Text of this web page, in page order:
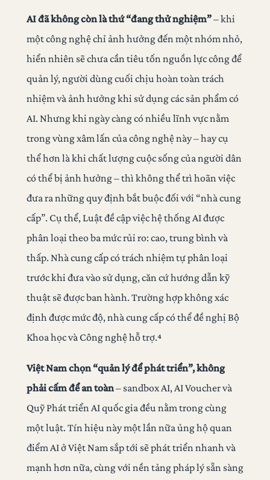
AI đã không còn là thứ “đang thử nghiệm”– khi
một công nghệ chỉ ảnh hưởng đến một nhóm nhỏ,
hiển nhiên sẽ chưa cần tiêu tốn nguồn lực công để
quản lý, người dùng cuối chịu hoàn toàn trách
nhiệm và ảnh hưởng khi sử dụng các sản phẩm có
AI. Nhưng khi ngày càng có nhiều lĩnh vực nằm
trong vùng xâm lấn của công nghệ này – hay cụ
thể hơn là khi chất lượng cuộc sống của người dân
có thể bị ảnh hưởng – thì không thể trì hoãn việc
đưa ra những quy định bắt buộc đối với “nhà cung
cấp”. Cụ thể, Luật đề cập việc hệ thống AI được
phân loại theo ba mức rủi ro: cao, trung bình và
thấp. Nhà cung cấp có trách nhiệm tự phân loại
trước khi đưa vào sử dụng, căn cứ hướng dẫn kỹ
thuật sẽ được ban hành. Trường hợp không xác
định được mức độ, nhà cung cấp có thể đề nghị Bộ
Khoa học và Công nghệ hỗ trợ.⁴
Việt Nam chọn “quản lý để phát triển”, không
phải cấm để an toàn– sandbox AI, AI Voucher và
Quỹ Phát triển AI quốc gia đều nằm trong cùng
một luật. Tín hiệu này một lần nữa ủng hộ quan
điểm AI ở Việt Nam sắp tới sẽ phát triển nhanh và
mạnh hơn nữa, cùng với nền tảng pháp lý sẵn sàng